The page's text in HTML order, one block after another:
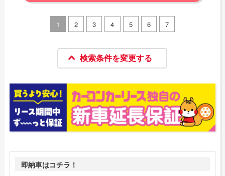
1 2 3 4 5 6 7
検索条件を変更する
即納車はコチラ！